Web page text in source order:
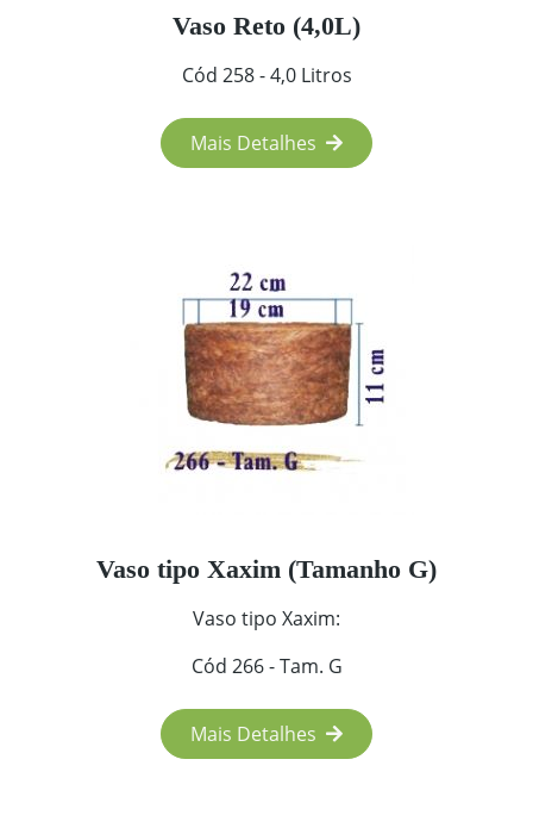
Vaso Reto (4,0L)
Cód 258 - 4,0 Litros
Mais Detalhes
Vaso tipo Xaxim (Tamanho G)
Vaso tipo Xaxim:
Cód 266 - Tam. G
Mais Detalhes